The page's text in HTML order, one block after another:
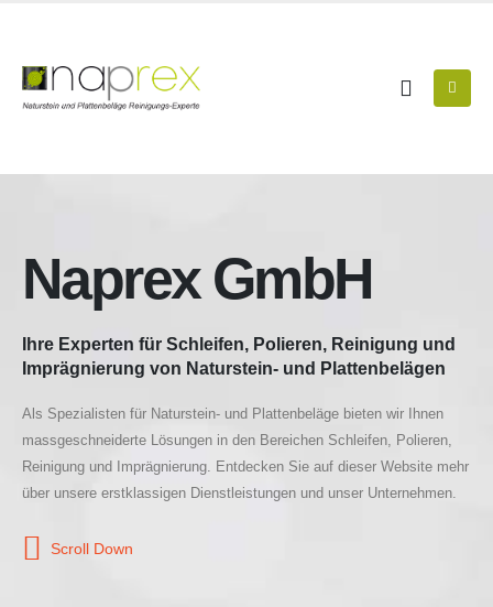
Naprex GmbH
Ihre Experten für Schleifen, Polieren, Reinigung und
Imprägnierung von Naturstein- und Plattenbelägen
Als Spezialisten für Naturstein- und Plattenbeläge bieten wir Ihnen
massgeschneiderte Lösungen in den Bereichen Schleifen, Polieren,
Reinigung und Imprägnierung. Entdecken Sie auf dieser Website mehr
über unsere erstklassigen Dienstleistungen und unser Unternehmen.
Scroll Down